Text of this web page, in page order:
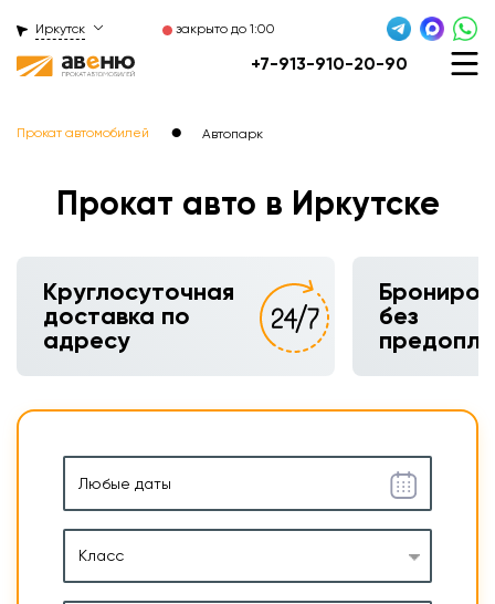
Иркутск закрыто до 1:00
+7-913-910-20-90
Прокат автомобилей ● Автопарк
Прокат авто в Иркутске
Круглосуточная
доставка по
адресу
без
Класс